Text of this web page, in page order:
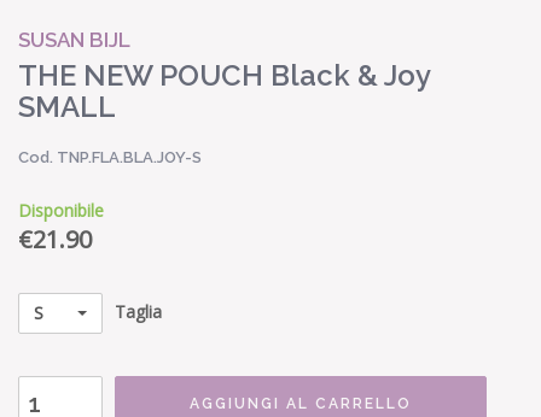
SUSAN BIJL
THE NEW POUCH Black & Joy
SMALL
Cod. TNP.FLA.BLA.JOY-S
Disponibile
€21.90
S Taglia
AGGIUNGI AL CARRELLO